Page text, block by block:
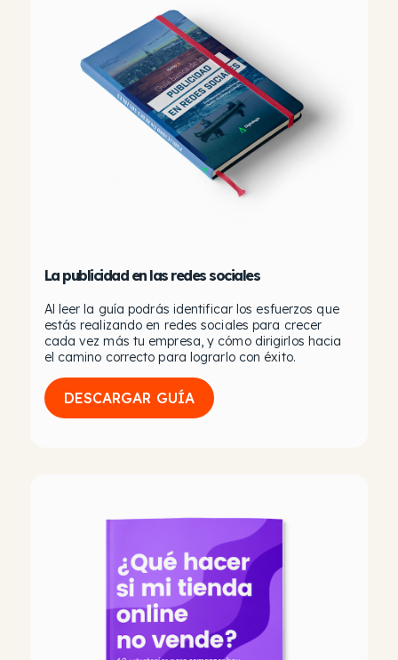
La publicidad en las redes sociales
Al leer la guía podrás identificar los esfuerzos que
estás realizando en redes sociales para crecer
cada vez más tu empresa, y cómo dirigirlos hacia
el camino correcto para lograrlo con éxito.
DESCARGAR GUÍA